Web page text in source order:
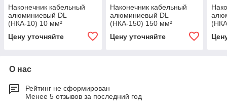
Наконечник кабельный
алюминиевый DL
(НКА-10) 10 мм²
Цену уточняйте
Наконечник кабельный
алюминиевый DL
(НКА-150) 150 мм²
Цену уточняйте
О нас
Рейтинг не сформирован
Менее 5 отзывов за последний год